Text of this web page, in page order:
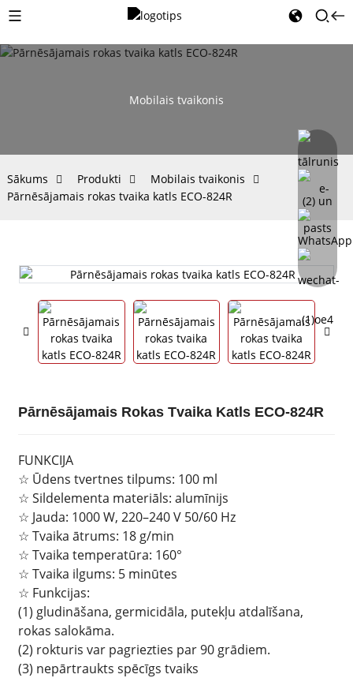
Mobilais tvaikonis
Sākums Produkti
Mobilais tvaikonis
Pārnēsājamais rokas tvaika katls ECO-824R
Pārnēsājamais Rokas Tvaika Katls ECO-824R
FUNKCIJA
☆ Ūdens tvertnes tilpums: 100 ml
☆ Sildelementa materiāls: alumīnijs
☆ Jauda: 1000 W, 220–240 V 50/60 Hz
☆ Tvaika ātrums: 18 g/min
☆ Tvaika temperatūra: 160°
☆ Tvaika ilgums: 5 minūtes
☆ Funkcijas:
(1) gludināšana, germicidāla, putekļu atdalīšana,
rokas salokāma.
(2) rokturis var pagriezties par 90 grādiem.
(3) nepārtraukts spēcīgs tvaiks